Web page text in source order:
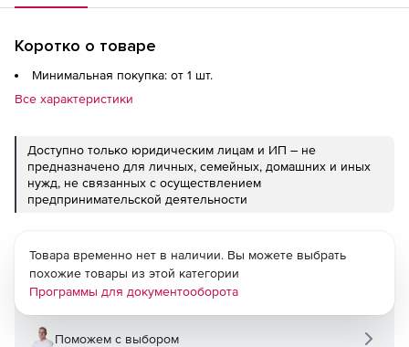
Коротко о товаре
Минимальная покупка: от 1 шт.
Все характеристики
Доступно только юридическим лицам и ИП – не
предназначено для личных, семейных, домашних и иных
нужд, не связанных с осуществлением
предпринимательской деятельности
Товара временно нет в наличии. Вы можете выбрать
похожие товары из этой категории
Программы для документооборота
Поможем с выбором